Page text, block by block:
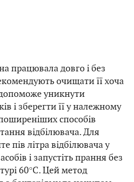
працювала довго і без
очищати її хоча
уникнути
і зберегти її у належному
способів
відбілювача. Для
пів літра відбілювача у
і запустіть прання без
60°C. Цей метод